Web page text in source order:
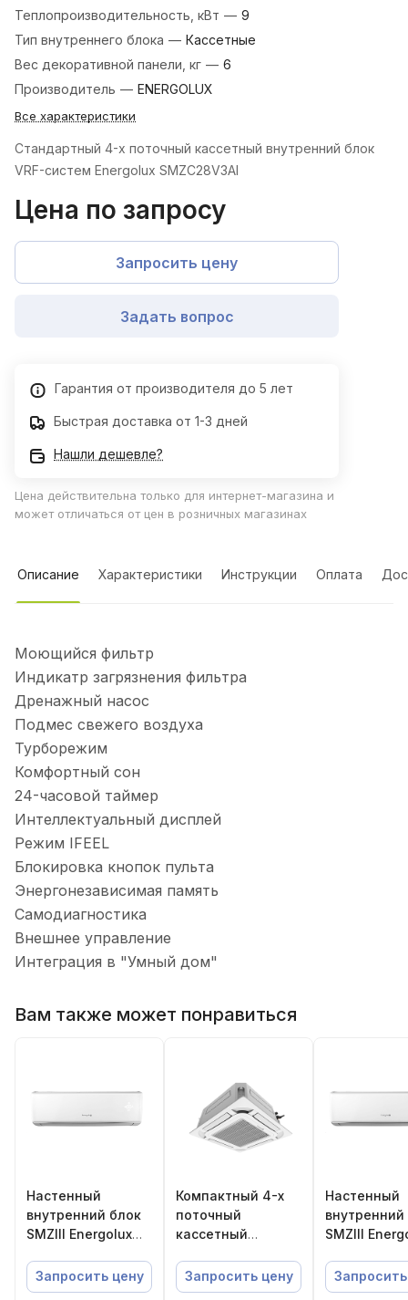
Теплопроизводительность, кВт — 9
Тип внутреннего блока — Кассетные
Вес декоративной панели, кг — 6
Производитель — ENERGOLUX
Все характеристики
Стандартный 4-х поточный кассетный внутренний блок
VRF-систем Energolux SMZC28V3AI
Цена по запросу
Запросить цену
Задать вопрос
Гарантия от производителя до 5 лет
Быстрая доставка от 1-3 дней
Нашли дешевле?
Цена действительна только для интернет-магазина и
может отличаться от цен в розничных магазинах
Описание Характеристики Инструкции Оплата
Моющийся фильтр
Индикатр загрязнения фильтра
Дренажный насос
Подмес свежего воздуха
Турборежим
Комфортный сон
24-часовой таймер
Интеллектуальный дисплей
Режим IFEEL
Блокировка кнопок пульта
Энергонезависимая память
Самодиагностика
Внешнее управление
Интеграция в "Умный дом"
Вам также может понравиться
Настенный
внутренний блок
SMZIII Energolux
Запросить цену
Компактный 4-х
поточный
кассетный
VRF-систем
Energolux
Запросить цену
Настенный
внутренний
SMZIII